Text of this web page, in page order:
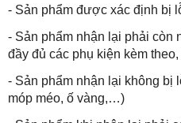
- Sản phẩm được xác định bị
- Sản phẩm nhận lại phải còn
đầy đủ các phụ kiện kèm
- Sản phẩm nhận lại không bị
móp méo, ố vàng,…)